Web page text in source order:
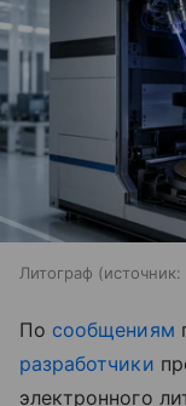
Литограф источник:
По сообщениям
разработчики
электронного